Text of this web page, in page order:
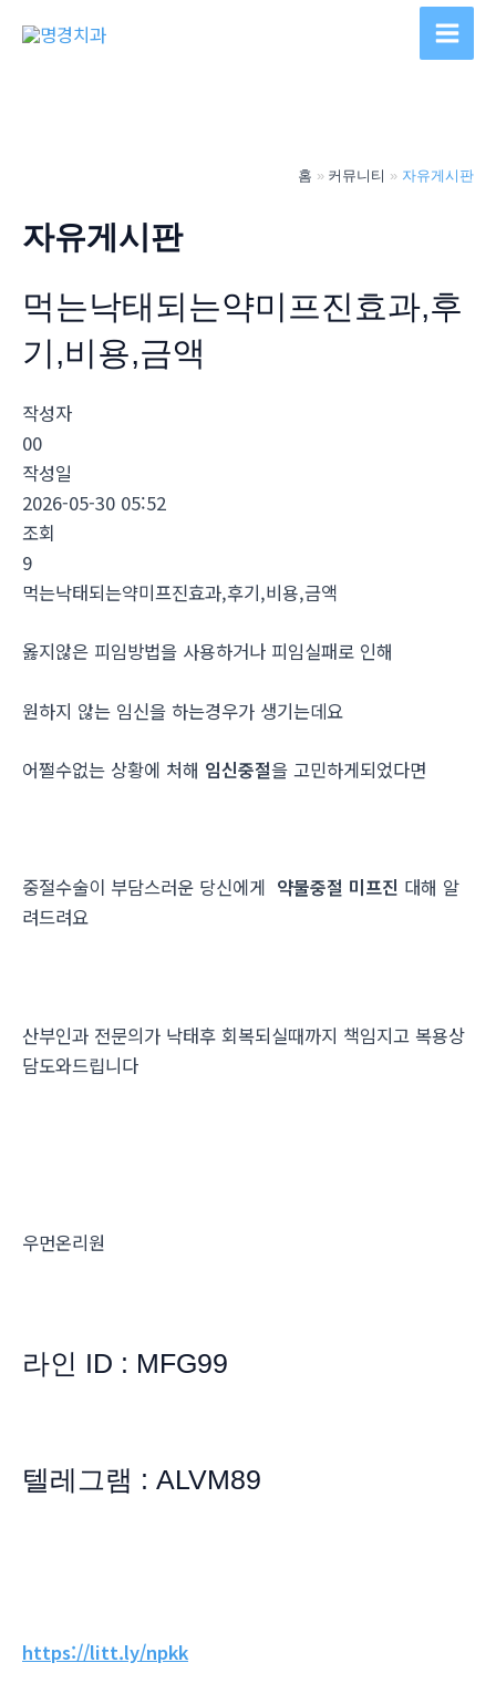
Main
홈 커뮤니티 자유게시판
자유게시판
먹는낙태되는약미프진효과,후
기,비용,금액
작성자
00
작성일
2026-05-30 05:52
조회
9
먹는낙태되는약미프진효과,후기,비용,금액
옳지않은 피임방법을 사용하거나 피임실패로 인해
원하지 않는 임신을 하는경우가 생기는데요
어쩔수없는 상황에 처해 임신중절을 고민하게되었다면
중절수술이 부담스러운 당신에게 약물중절 미프진 대해 알
려드려요
산부인과 전문의가 낙태후 회복되실때까지 책임지고 복용상
담도와드립니다
우먼온리원
라인 ID : MFG99
텔레그램 : ALVM89
https://litt.ly/npkk